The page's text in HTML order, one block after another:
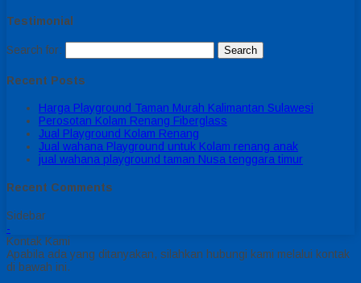
Testimonial
Search for:
Recent Posts
Harga Playground Taman Murah Kalimantan Sulawesi
Perosotan Kolam Renang Fiberglass
Jual Playground Kolam Renang
Jual wahana Playground untuk Kolam renang anak
jual wahana playground taman Nusa tenggara timur
Recent Comments
Sidebar
-
Kontak Kami
Apabila ada yang ditanyakan, silahkan hubungi kami melalui kontak
di bawah ini.